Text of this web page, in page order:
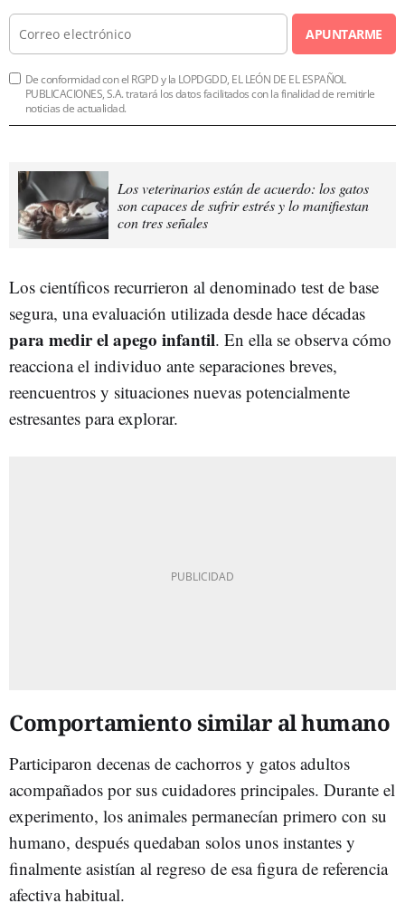
APUNTARME
De conformidad con el RGPD y la LOPDGDD, EL LEÓN DE EL ESPAÑOL
PUBLICACIONES, S.A. tratará los datos facilitados con la finalidad de remitirle
noticias de actualidad.
Los veterinarios están de acuerdo: los gatos
son capaces de sufrir estrés y lo manifiestan
con tres señales
Los científicos recurrieron al denominado test de base
segura, una evaluación utilizada desde hace décadas
para medir el apego infantil. En ella se observa cómo
reacciona el individuo ante separaciones breves,
reencuentros y situaciones nuevas potencialmente
estresantes para explorar.
Comportamiento similar al humano
Participaron decenas de cachorros y gatos adultos
acompañados por sus cuidadores principales. Durante el
experimento, los animales permanecían primero con su
humano, después quedaban solos unos instantes y
finalmente asistían al regreso de esa figura de referencia
afectiva habitual.